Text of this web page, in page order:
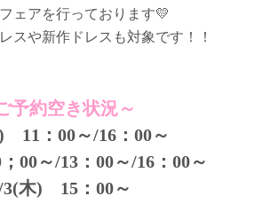
ェアを行っております💛
スや新作ドレスも対象です！！
予約空き状況～
11：00～/16：00～
00～/13：00～/16：00～
3(木) 15：00～